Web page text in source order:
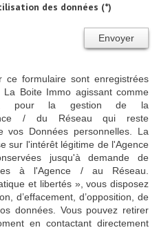
des données (*)
Envoyer
ce formulaire sont enregistrées
Boite Immo agissant comme
pour la gestion de la
/ du Réseau qui reste
vos Données personnelles. La
sur l'intérêt légitime de l'Agence
jusqu'à demande de
à l'Agence / au Réseau.
et libertés », vous disposez
d’effacement, d’opposition, de
données. Vous pouvez retirer
en contactant directement